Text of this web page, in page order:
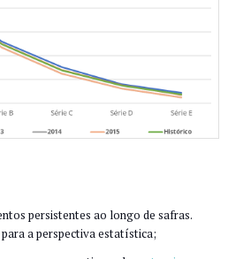
persistentes ao longo de safras.
a perspectiva estatística;